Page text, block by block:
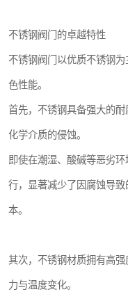
不锈钢阀门的卓越特性
不锈钢阀门以优质不锈钢
色性能。
首先，不锈钢具备强大的
化学介质的侵蚀。
即使在潮湿、酸碱等恶劣
行，显著减少了因腐蚀导
本。
其次，不锈钢材质拥有高
力与温度变化。